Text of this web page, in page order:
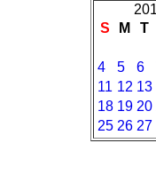
S
M T
4
5 6
11 12 13
18 19 20
25 26 27